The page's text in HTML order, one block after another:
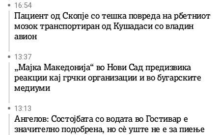
16:54
Пациент од Скопје со тешка повреда на рбетниот
мозок транспортиран од Кушадаси со владин
авион
13:37
„Мајка Македонија“ во Нови Сад предизвика
реакции кај грчки организации и во бугарските
медиуми
13:13
Ангелов: Состојбата со водата во Гостивар е
значително подобрена, но сè уште не е за пиење